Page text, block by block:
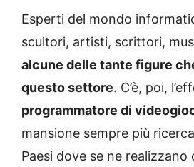
Esperti del mondo
scultori, artisti, scrittori,
alcune delle tante figure
questo settore. C’è, poi,
programmatore di
mansione sempre più
Paesi dove se ne